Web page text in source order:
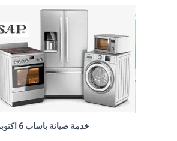
خدمة صيانة باساب 6 اكتوبر